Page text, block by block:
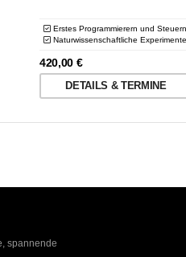
Erstes Programmierern und
Naturwissenschaftliche
420,00 €
DETAILS & TERMINE
spannende